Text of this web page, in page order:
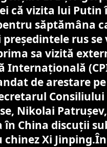
că vizita lui Putin
săptămâna
preşedintele rus se
sa vizită
Internaţională
de arestare
Nikolai
în China discuţii
chinez Xi